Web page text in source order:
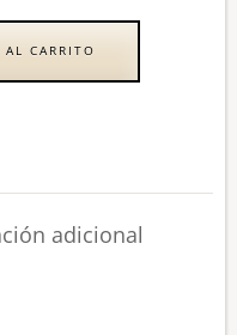
AL CARRITO
adicional